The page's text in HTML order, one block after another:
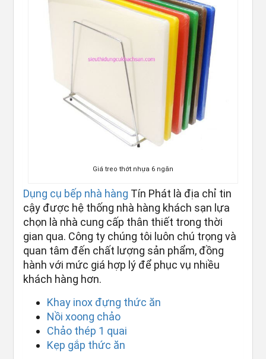
Giá treo thớt nhựa 6 ngăn
Dụng cụ bếp nhà hàng Tín Phát là địa chỉ tin
cậy được hệ thống nhà hàng khách sạn lựa
chọn là nhà cung cấp thân thiết trong thời
gian qua. Công ty chúng tôi luôn chú trọng và
quan tâm đến chất lượng sản phẩm, đồng
hành với mức giá hợp lý để phục vụ nhiều
khách hàng hơn.
Khay inox đựng thức ăn
Nồi xoong chảo
Chảo thép 1 quai
Kẹp gắp thức ăn